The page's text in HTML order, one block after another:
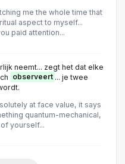
me the whole time that
aspect to myself...
paid attention...
neemt... zegt het dat elke
observeert ... je twee
at face value, it says
quantum-mechanical,
yourself...